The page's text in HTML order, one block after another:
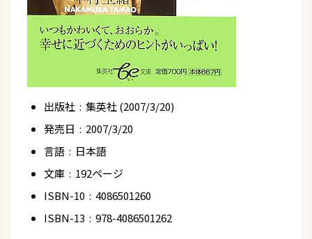
出版社 ‏ : ‎ 集英社 (2007/3/20)
発売日 ‏ : ‎ 2007/3/20
言語 ‏ : ‎ 日本語
文庫 ‏ : ‎ 192ページ
ISBN-10 ‏ : ‎ 4086501260
ISBN-13 ‏ : ‎ 978-4086501262